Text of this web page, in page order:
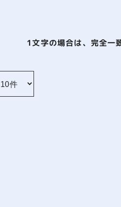
1文字の場合は、完全一